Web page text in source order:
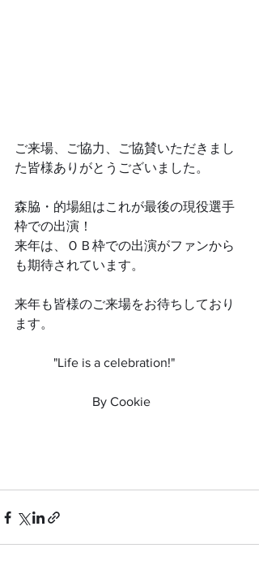
ご来場、ご協力、ご協賛いただきまし
た皆様ありがとうございました。
森脇・的場組はこれが最後の現役選手
枠での出演！
来年は、ＯＢ枠での出演がファンから
も期待されています。
来年も皆様のご来場をお待ちしており
ます。
"Life is a celebration!"
By Cookie